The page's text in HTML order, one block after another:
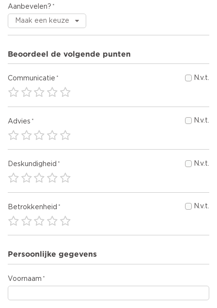
Aanbevelen?
Beoordeel de volgende punten
Communicatie N.v.t.
Advies N.v.t.
Deskundigheid N.v.t.
Betrokkenheid N.v.t.
Persoonlijke gegevens
Voornaam